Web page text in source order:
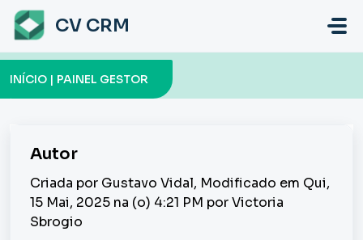
Ir para o conteúdo principal
CV CRM
INÍCIO | PAINEL GESTOR
Autor
Criada por Gustavo Vidal, Modificado em Qui,
15 Mai, 2025 na (o) 4:21 PM por Victoria
Sbrogio